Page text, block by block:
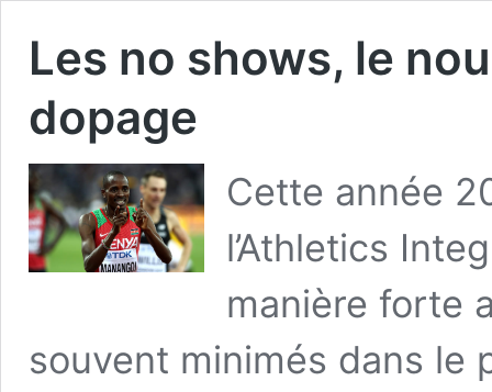
Les no shows, le
dopage
Cette année
l’Athletics
manière forte
souvent minimés dans le